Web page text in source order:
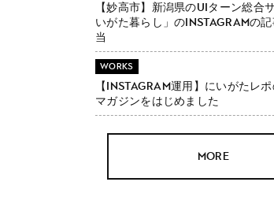
【妙高市】新潟県のUIターン総合
いがた暮らし」のInstagramの記
当
WORKS
【Instagram運用】にいがたレポ
マガジンをはじめました
MORE